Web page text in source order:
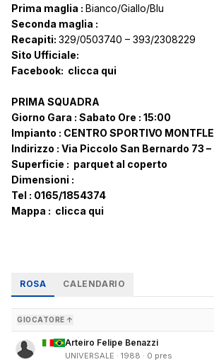
Prima maglia : Bianco/Giallo/Blu
Seconda maglia :
Recapiti: 329/0503740 – 393/2308229
Sito Ufficiale:
Facebook: clicca qui
PRIMA SQUADRA
Giorno Gara : Sabato Ore : 15:00
Impianto : CENTRO SPORTIVO
Indirizzo : Via Piccolo San Bernardo 73 –
Superficie : parquet al coperto
Dimensioni :
Tel : 0165/1854374
Mappa : clicca qui
ROSA CALENDARIO
GIOCATORE ↑
Arteiro Felipe Benazzi
UNIVERSALE · 1988 · 0 pres